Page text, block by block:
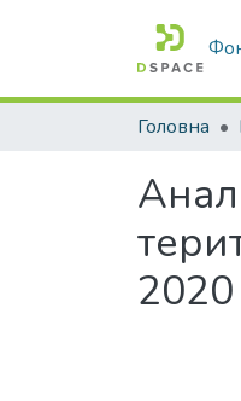
Головна
2020